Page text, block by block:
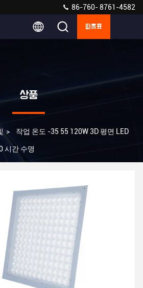
86-760- 8761-4582
따옴표
상품
> 작업 온도 -35 55 120W 3D 평면 LED
시간 수명